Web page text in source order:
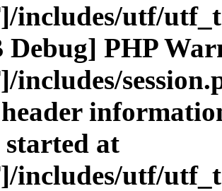
includes/utf/
Debug] PHP
includes/
at
includes/utf/